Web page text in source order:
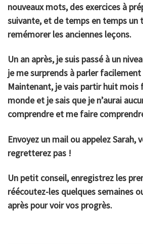
nouveaux mots, des exercices à
suivante, et de temps en temps un
remémorer les anciennes leçons.
Un an après, je suis passé à un
je me surprends à parler
Maintenant, je vais partir huit mois
monde et je sais que je n’aurai
comprendre et me faire
Envoyez un mail ou appelez Sarah,
regretterez pas !
Un petit conseil, enregistrez les
réécoutez-les quelques semaines
après pour voir vos progrès.